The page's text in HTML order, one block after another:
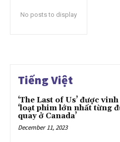
No posts to display
Tiếng Việt
‘The Last of Us’ được
‘loạt phim lớn nhất từng
quay ở Canada’
December 11, 2023